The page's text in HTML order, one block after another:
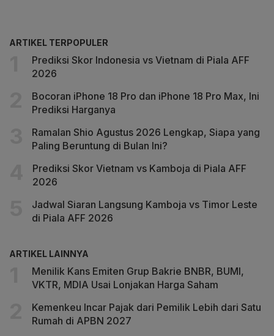
ARTIKEL TERPOPULER
Prediksi Skor Indonesia vs Vietnam di Piala AFF
2026
Bocoran iPhone 18 Pro dan iPhone 18 Pro Max, Ini
Prediksi Harganya
Ramalan Shio Agustus 2026 Lengkap, Siapa yang
Paling Beruntung di Bulan Ini?
Prediksi Skor Vietnam vs Kamboja di Piala AFF
2026
Jadwal Siaran Langsung Kamboja vs Timor Leste
di Piala AFF 2026
ARTIKEL LAINNYA
Menilik Kans Emiten Grup Bakrie BNBR, BUMI,
VKTR, MDIA Usai Lonjakan Harga Saham
Kemenkeu Incar Pajak dari Pemilik Lebih dari Satu
Rumah di APBN 2027